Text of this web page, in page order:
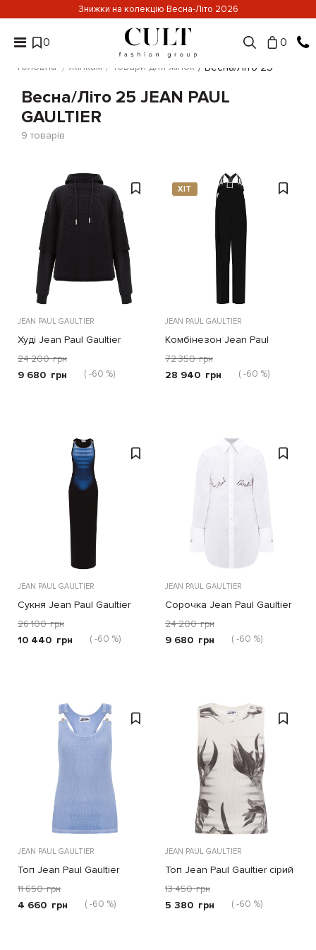
Знижки на колекцію Весна-Літо 2026
0 0
Головна Жінкам Товари для жінок Весна/Літо 25
Весна/Літо 25 JEAN PAUL
GAULTIER
9 товарів
JEAN PAUL GAULTIER
Худі Jean Paul Gaultier
чорне
24 200 грн
9 680 грн ( -60 %)
ХІТ
JEAN PAUL GAULTIER
Комбінезон Jean Paul
Gaultier чорний
72 350 грн
28 940 грн ( -60 %)
JEAN PAUL GAULTIER
Сукня Jean Paul Gaultier
чорно-синя
26 100 грн
10 440 грн ( -60 %)
JEAN PAUL GAULTIER
Сорочка Jean Paul Gaultier
біла
24 200 грн
9 680 грн ( -60 %)
JEAN PAUL GAULTIER
Топ Jean Paul Gaultier
блакитний
11 650 грн
4 660 грн ( -60 %)
JEAN PAUL GAULTIER
Топ Jean Paul Gaultier сірий
13 450 грн
5 380 грн ( -60 %)